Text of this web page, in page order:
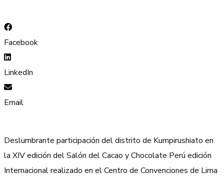
Facebook
LinkedIn
Email
Deslumbrante participación del distrito de Kumpirushiato en
la XIV edición del Salón del Cacao y Chocolate Perú edición
Internacional realizado en el Centro de Convenciones de Lima